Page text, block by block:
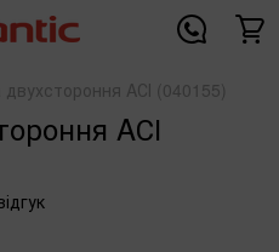
AСІ (040155)
AСІ